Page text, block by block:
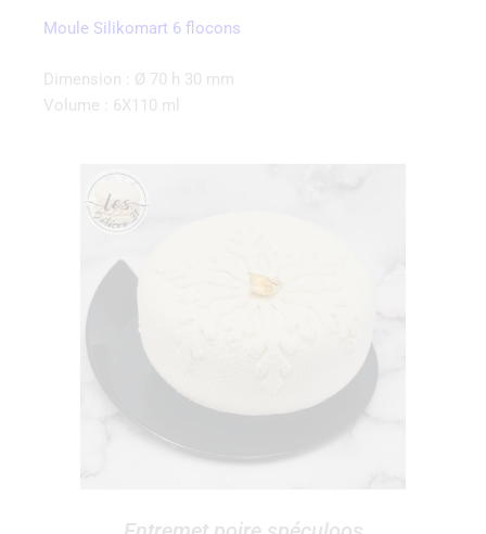
Moule Silikomart 6 flocons
Dimension : Ø 70 h 30 mm
Volume : 6X110 ml